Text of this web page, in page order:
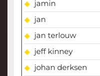
jamin
jan
jan terlouw
jeff kinney
johan derksen